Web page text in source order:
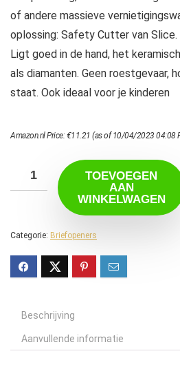
of andere massieve
oplossing: Safety Cutter van Slice.
Ligt goed in de hand, het
als diamanten. Geen roestgevaar,
staat. Ook ideaal voor je kinderen
Amazon.nl Price:€11.21 (as of 10/04/2023 04:08
TOEVOEGEN
AAN
WINKELWAGEN
Categorie: Briefopeners
Beschrijving
Aanvullende informatie